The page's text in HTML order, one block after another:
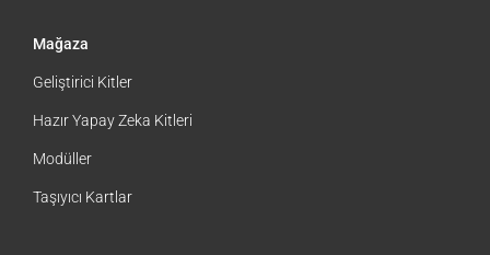
Mağaza
Geliştirici Kitler
Hazır Yapay Zeka Kitleri
Modüller
Taşıyıcı Kartlar